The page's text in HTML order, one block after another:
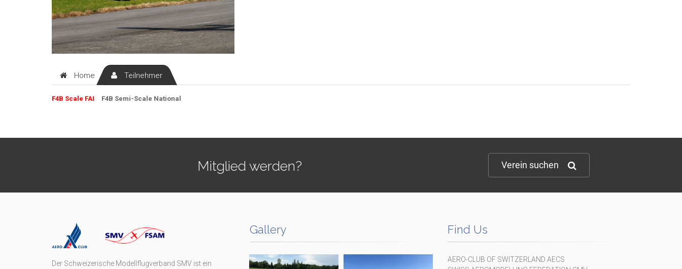
Home Teilnehmer
F4B Scale FAI F4B Semi-Scale National
Mitglied werden? Verein suchen
Der Schweizerische Modellflugverband SMV ist ein
Gallery Find Us
AERO-CLUB OF SWITZERLAND AECS